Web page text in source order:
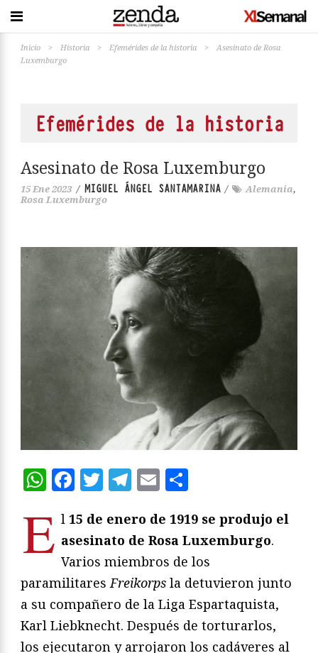
Inicio > Historia > Efemérides de la historia >
Asesinato de Rosa
Luxemburgo
Efemérides de la historia
Asesinato de Rosa Luxemburgo
15 Ene 2023 / MIGUEL ÁNGEL SANTAMARINA / Alemania,
Rosa Luxemburgo
WhatsApp
Facebook
Twitter
Telegram
Email
E l 15 de enero de 1919 se produjo el
asesinato de Rosa Luxemburgo.
Varios miembros de los
paramilitaresFreikorps la detuvieron junto
a su compañero de la Liga Espartaquista,
Karl Liebknecht. Después de torturarlos,
los ejecutaron y arrojaron los cadáveres al